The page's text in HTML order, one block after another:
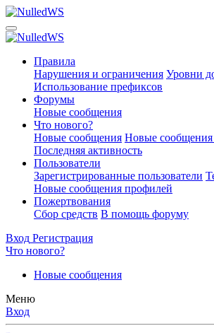
Правила
Нарушения и ограничения Уровни
Использование префиксов
Форумы
Новые сообщения
Что нового?
Новые сообщения Новые
Последняя активность
Пользователи
Зарегистрированные пользователи
Новые сообщения профилей
Пожертвования
Сбор средств В помощь форуму
Вход Регистрация
Что нового?
Новые сообщения
Меню
Вход